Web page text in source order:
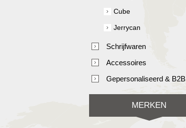
Cube
Jerrycan
Schrijfwaren
Accessoires
Gepersonaliseerd & B2B
MERKEN